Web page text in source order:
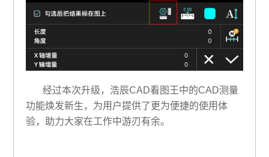
经过本次升级，浩辰CAD看图王中的CAD测量
功能焕发新生，为用户提供了更为便捷的使用体
验，助力大家在工作中游刃有余。